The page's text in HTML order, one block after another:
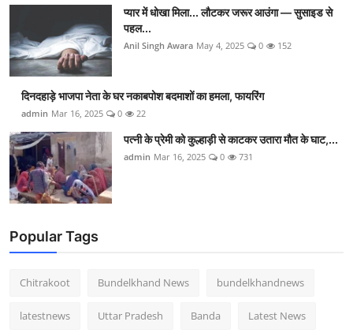
प्यार में धोखा मिला... लौटकर जरूर आउंगा — सुसाइड से
पहल...
Anil Singh Awara May 4, 2025 0 152
दिनदहाड़े भाजपा नेता के घर नकाबपोश बदमाशों का हमला, फायरिंग
admin Mar 16, 2025 0 22
पत्नी के प्रेमी को कुल्हाड़ी से काटकर उतारा मौत के घाट,...
admin Mar 16, 2025 0 731
Popular Tags
Chitrakoot Bundelkhand News bundelkhandnews
latestnews Uttar Pradesh Banda Latest News